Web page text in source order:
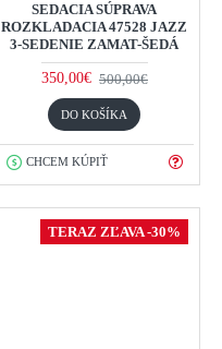
SEDACIA SÚPRAVA
ROZKLADACIA 47528 JAZZ
3-SEDENIE ZAMAT-ŠEDÁ
350,00€ 500,00€
DO KOŠÍKA
CHCEM KÚPIŤ
TERAZ ZĽAVA -30%